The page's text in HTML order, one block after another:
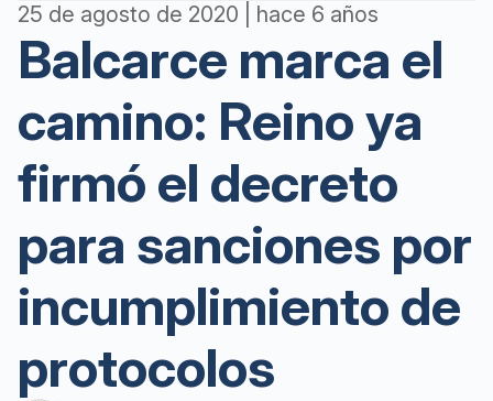
25 de agosto de 2020 | hace 6 años
Balcarce marca el
camino: Reino ya
firmó el decreto
para sanciones por
incumplimiento de
protocolos